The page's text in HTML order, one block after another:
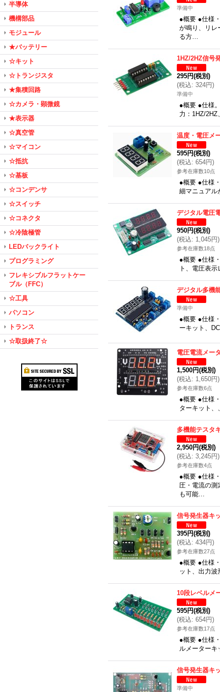
半導体
機構部品
モジュール
★バッテリー
☆キット
☆トランジスタ
★集積回路
☆カメラ・顕微鏡
★表示器
☆真空管
☆マイコン
☆抵抗
☆基板
☆コンデンサ
☆スイッチ
☆コネクタ
☆冷陰極管
LEDバックライト
プログラミング
フレキシブルフラットケー
ブル（FFC）
☆工具
パソコン
トランス
☆取扱終了☆
準備中
●概要 ●仕様
が鳴り、リレ
る方…
1HZ/2HZ信号
295円(税別)
(税込: 324円)
準備中
●概要 ●仕様
力：1HZ/
温度・電圧メ
595円(税別)
(税込: 654円)
参考在庫数10点
●概要 ●仕様
細マニュアル
デジタル電圧
950円(税別)
(税込: 1,045円)
参考在庫数18点
●概要 ●仕様
ト、電圧表
デジタル多機
準備中
●概要 ●仕様
ーキット、
電圧電流メー
1,500円(税別)
(税込: 1,650円)
参考在庫数6点
●概要 ●仕様
ターキット
多機能テスタ
2,950円(税別)
(税込: 3,245円)
参考在庫数4点
●概要 ●仕様
圧・電流の測
も可能…
信号発生器キ
395円(税別)
(税込: 434円)
参考在庫数27点
●概要 ●仕様
ット、出力
10段レベルメ
595円(税別)
(税込: 654円)
参考在庫数17点
●概要 ●仕様
ルメーター
信号発生器キ
準備中